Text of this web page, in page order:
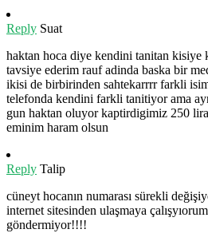
Reply Suat
haktan hoca diye kendini tanitan kisiye
tavsiye ederim rauf adinda baska bir
ikisi de birbirinden sahtekarrrr farkli
telefonda kendini farkli tanitiyor ama
gun haktan oluyor kaptirdigimiz 250
eminim haram olsun
Reply Talip
cüneyt hocanın numarası sürekli
internet sitesinden ulaşmaya
göndermiyor!!!!